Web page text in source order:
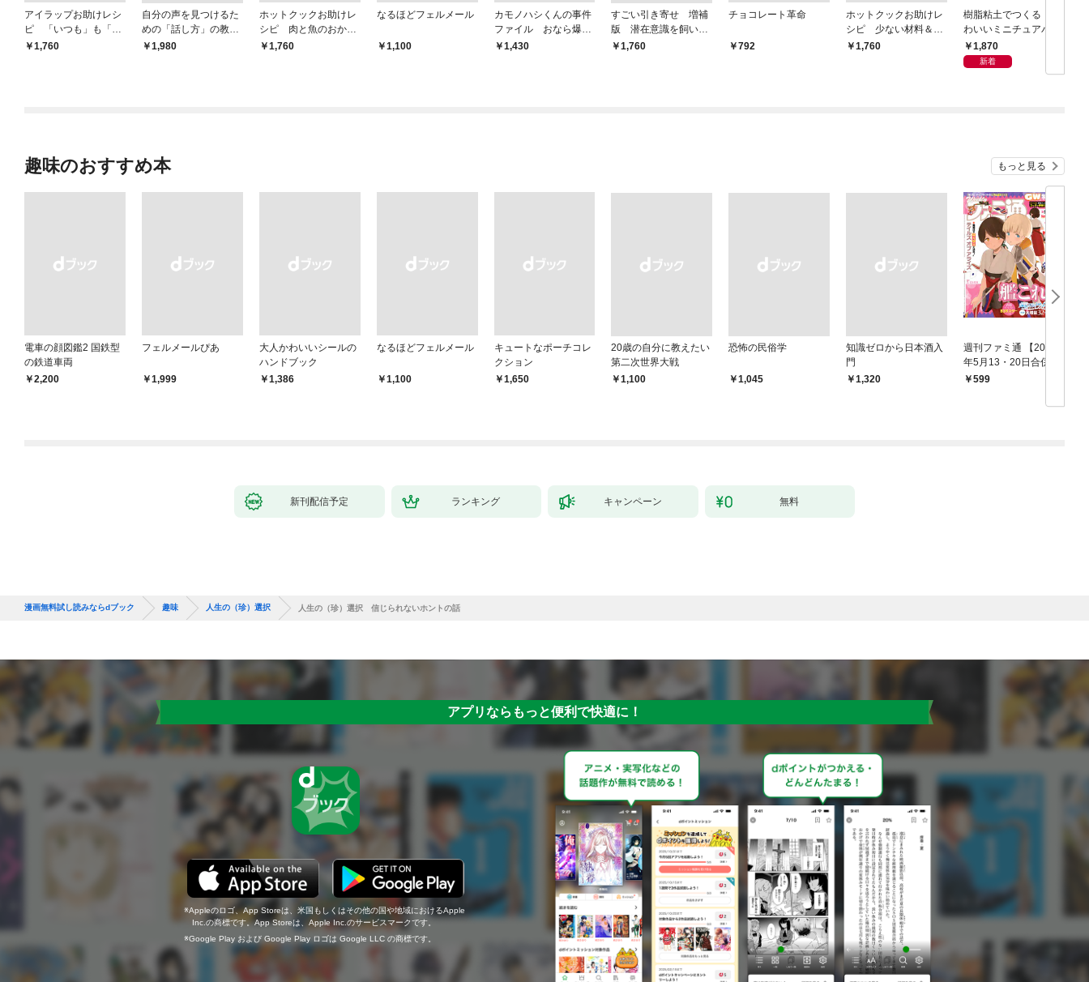
アイラップお助けレシ
ピ 「いつも」も「も
しも」もおいしい！
￥1,760
自分の声を見つけるた
めの「話し方」の教
室 Ｏｒａｃｙ（オラ
￥1,980
ホットクックお助けレ
シピ 肉と魚のおか
ず 少ない材料＆調味
￥1,760
なるほどフェルメール
￥1,100
カモノハシくんの事件
ファイル おなら爆
弾！ 危機イッパツ編
￥1,430
すごい引き寄せ 増補
版 潜在意識を飼い馴
らす方法
￥1,760
チョコレート革命
￥792
ホットクックお助けレ
シピ 少ない材料＆調
味料で、あとはスイッ
￥1,760
樹脂粘土でつくる か
わいいミニチュアパ
ン ベーキングパウダ
ーでふっくらふくら
む！ 電子レンジで乾
1,870
新着
趣味のおすすめ本 もっと見る
電車の顔図鑑2 国鉄型
の鉄道車両
￥2,200
フェルメールぴあ
￥1,999
大人かわいいシールの
ハンドブック
￥1,386
なるほどフェルメール
￥1,100
キュートなポーチコレ
クション
￥1,650
20歳の自分に教えたい
第二次世界大戦
￥1,100
恐怖の民俗学
￥1,045
知識ゼロから日本酒入
門
￥1,320
週刊ファミ通 【2021
年5月13・20日合併
号】599
新刊配信予定 ランキング キャンペーン 無料
漫画無料試し読みならdブック 趣味 人生の（珍）選択 人生の（珍）選択 信じられないホントの話
アプリならもっと便利で快適に！
Appleのロゴ、App Storeは、米国もしくはその他の国や地域におけるApple
Inc.の商標です。App Storeは、Apple Inc.のサービスマークです。
Google Play および Google Play ロゴは Google LLC の商標です。